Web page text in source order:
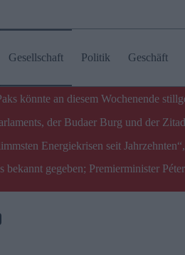
Gesellschaft Politik Geschäft
könnte an diesem Wochenende
der Budaer Burg und der
Energiekrisen seit
gegeben; Premierminister